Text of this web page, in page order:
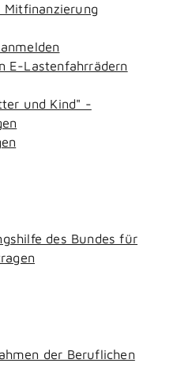
Mitfinanzierung
E-Lastenfahrrädern
und Kind" -
des Bundes für
der Beruflichen